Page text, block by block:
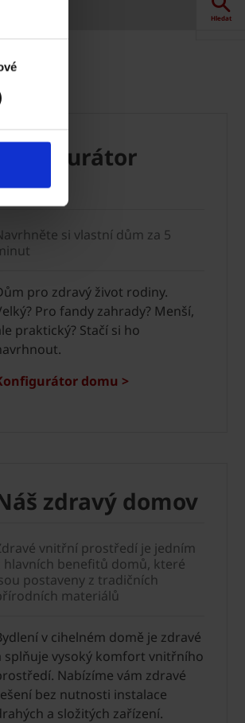
Konfigurátor
si vlastní dům za 5
pro zdravý život rodiny.
Pro fandy zahrady? Menší,
praktický? Stačí si ho
domu >
zdravý domov
vnitřní prostředí je jedním
hlavních benefitů domů, které
postaveny z tradičních
materiálů
v cihelném domě je zdravé
splňuje vysoký komfort vnitřního
Nabízíme vám zdravé
bez nutnosti instalace
a složitých zařízení.
Hledat